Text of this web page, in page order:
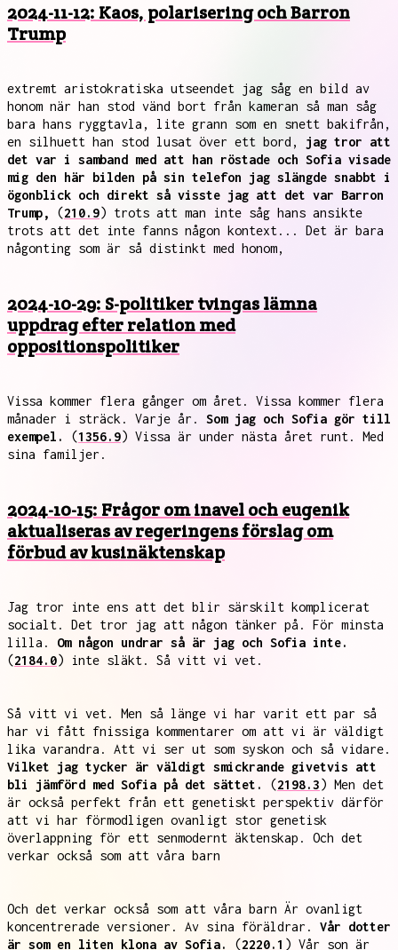
2024-11-12: Kaos, polarisering och Barron
Trump
extremt aristokratiska utseendet jag såg en bild av
honom när han stod vänd bort från kameran så man såg
bara hans ryggtavla, lite grann som en snett bakifrån,
en silhuett han stod lusat över ett bord, jag tror att
det var i samband med att han röstade och Sofia visade
mig den här bilden på sin telefon jag slängde snabbt i
ögonblick och direkt så visste jag att det var Barron
Trump,
(210.9) trots att man inte såg hans ansikte
trots att det inte fanns någon kontext... Det är bara
någonting som är så distinkt med honom,
2024-10-29: S-politiker tvingas lämna
uppdrag efter relation med
oppositionspolitiker
Vissa kommer flera gånger om året. Vissa kommer flera
månader i sträck. Varje år. Som jag och Sofia gör till
exempel.
(1356.9) Vissa är under nästa året runt. Med
sina familjer.
2024-10-15: Frågor om inavel och eugenik
aktualiseras av regeringens förslag om
förbud av kusinäktenskap
Jag tror inte ens att det blir särskilt komplicerat
socialt. Det tror jag att någon tänker på. För minsta
lilla. Om någon undrar så är jag och Sofia inte.
(2184.0) inte släkt. Så vitt vi vet.
Så vitt vi vet. Men så länge vi har varit ett par så
har vi fått fnissiga kommentarer om att vi är väldigt
lika varandra. Att vi ser ut som syskon och så vidare.
Vilket jag tycker är väldigt smickrande givetvis att
bli jämförd med Sofia på det sättet.
(2198.3) Men det
är också perfekt från ett genetiskt perspektiv därför
att vi har förmodligen ovanligt stor genetisk
överlappning för ett senmodernt äktenskap. Och det
verkar också som att våra barn
Och det verkar också som att våra barn Är ovanligt
koncentrerade versioner. Av sina föräldrar. Vår dotter
är som en liten klona av Sofia.
(2220.1 ) Vår son är